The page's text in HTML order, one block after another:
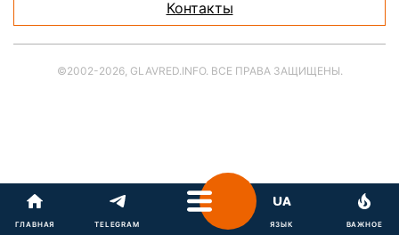
ГЛАВНАЯ TELEGRAM ЯЗЫК ВАЖНОЕ
Контакты
©2002-2026, GLAVRED.INFO. ВСЕ ПРАВА ЗАЩИЩЕНЫ.